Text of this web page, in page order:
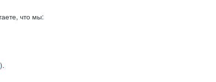
что мы:
).